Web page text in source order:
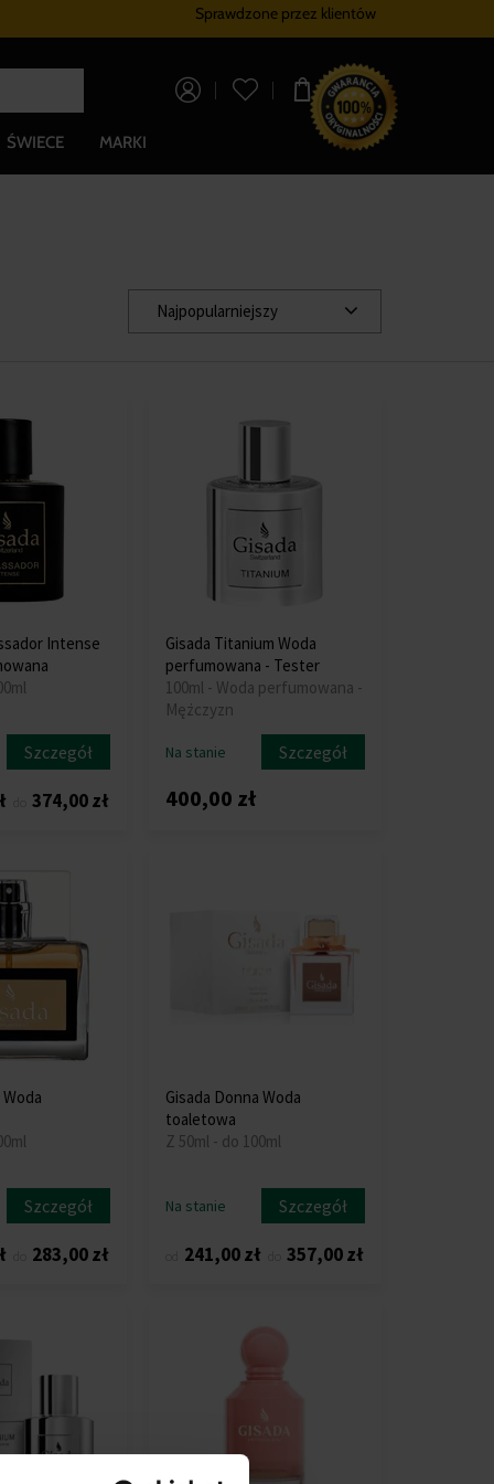
Program lojalnościowy Bezpłatna
Sprawdzone przez klientów
0,00 zł
ŚWIECE MARKI
Najpopularniejszy
Intense
Szczegół
374,00 zł
Gisada Titanium Woda
perfumowana - Tester
100ml - Woda perfumowana -
Mężczyzn
Na stanie Szczegół
400,00 zł
Szczegół
283,00 zł
Gisada Donna Woda
toaletowa
Z 50ml - do 100ml
Na stanie Szczegół
241,00 zł 357,00 zł